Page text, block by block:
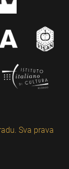
Sva prava